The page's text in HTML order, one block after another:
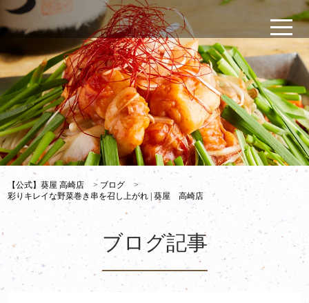
【公式】葵屋 高崎店 > ブログ
>
彩りキレイな野菜巻き串を召し上がれ | 葵屋 高崎店
ブログ記事